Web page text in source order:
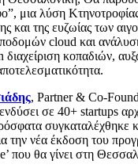
μια λύση Κτηνοτροφίας
και της ευζωίας των
cloud και
κοπαδιών,
, Partner & Co-
σε 40+ startups
συγκαταλέχθηκε
την νέα έκδοση του
που θα γίνει στη